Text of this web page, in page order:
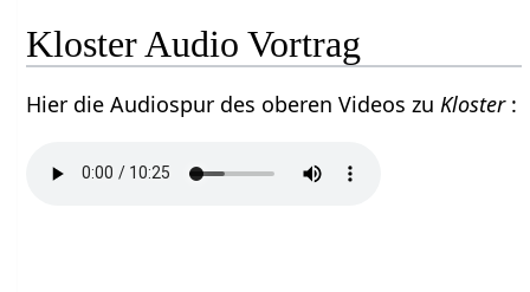
Kloster Audio Vortrag
Hier die Audiospur des oberen Videos zuKloster :